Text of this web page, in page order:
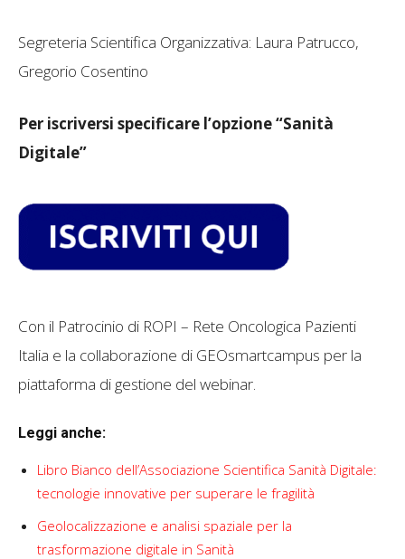
Segreteria Scientifica Organizzativa: Laura Patrucco,
Gregorio Cosentino
Per iscriversi specificare l’opzione “Sanità
Digitale”
Con il Patrocinio di ROPI – Rete Oncologica Pazienti
Italia e la collaborazione di GEOsmartcampus per la
piattaforma di gestione del webinar.
Leggi anche:
Libro Bianco dell’Associazione Scientifica Sanità Digitale:
tecnologie innovative per superare le fragilità
Geolocalizzazione e analisi spaziale per la
trasformazione digitale in Sanità